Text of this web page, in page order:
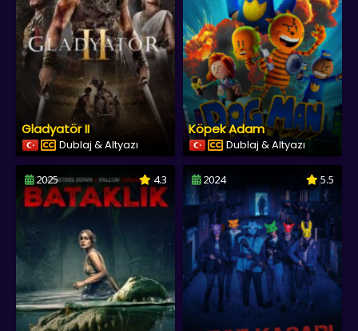
Gladyatör II
Dublaj & Altyazı
Köpek Adam
Dublaj & Altyazı
2025 4.3 2024 5.5